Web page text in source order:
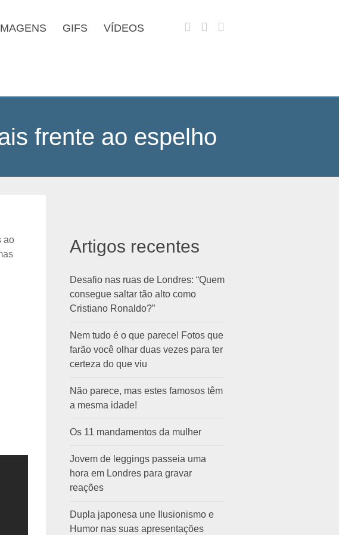
GIFS VÍDEOS
frente ao espelho
ao
Artigos recentes
Desafio nas ruas de Londres: “Quem
consegue saltar tão alto como
Cristiano Ronaldo?”
Nem tudo é o que parece! Fotos que
farão você olhar duas vezes para ter
certeza do que viu
Não parece, mas estes famosos têm
a mesma idade!
Os 11 mandamentos da mulher
Jovem de leggings passeia uma
hora em Londres para gravar
reações
Dupla japonesa une Ilusionismo e
Humor nas suas apresentações